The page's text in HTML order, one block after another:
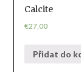
Calcite
€27,00
Přidat do